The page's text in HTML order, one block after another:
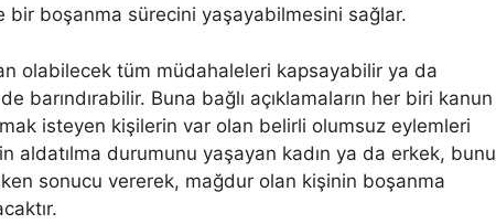
boşanma sürecini yaşayabilmesini sağlar.
olabilecek tüm müdahaleleri kapsayabilir ya da
barındırabilir. Buna bağlı açıklamaların her biri kanun
isteyen kişilerin var olan belirli olumsuz eylemleri
aldatılma durumunu yaşayan kadın ya da erkek, bunu
sonucu vererek, mağdur olan kişinin boşanma